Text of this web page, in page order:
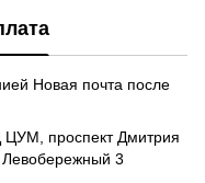
Новая почта после
проспект Дмитрия
3